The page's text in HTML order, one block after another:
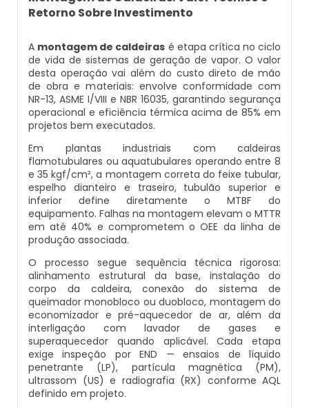
Caldeira Flamotubular Venda
Caldeira Flamotubular Vertical
Caldeira Fogotubular
Caldeira Fogotubular Horizontal
Caldeira Fogotubular Vertical
Caldeira Horizontal
Caldeira Industrial
Caldeira Industrial A Gás
Caldeira Industrial A Lenha
Caldeira Industrial Preço
Caldeira Vertical
Caldeiraria De Fabricação E Montagem
Empresas Que Inspecionam Caldeiras
Inspeção Caldeiras Vasos De Pressão
Inspeção De Caldeiras
Inspeção De Caldeiras A Vapor
Inspeção De Caldeiras E Vasos De Pressão
Inspeção De Caldeiras Flamotubulares
Inspeção De Caldeiras Preço
Inspeção De Caldeiras Profissional
Habilitado
Inspeção De Integridade De Caldeiras
Inspeção De Integridade Em Caldeiras
Inspeção De Segurança Caldeira
Roca
Empresa Que Fazem Montagem De
Caldeiras
Empresas De Caldeiraria
Empresas De Caldeiraria E Montagem
Industrial
Empresas De Montagem De Caldeiras
Manutenção De Caldeiras
Manutenção De Caldeiras A Gásoleo
Manutenção De Caldeiras A Lenha
Manutenção De Caldeiras A Vapor
Manutenção De Caldeiras E Aquecedores
Caldeira A Vapor Industrial A Venda
Caldeira A Vapor Para Cozinha Industrial
Caldeira A Vapor Para Sauna
Caldeira A Vapor Pequena
Caldeira A Vapor Preço
Caldeira A Vapor Vertical
Caldeira De Vapor
Caldeira De Vapor A Gás
Caldeira De Vapor A Venda
Caldeira De Vapor Eletrica
Caldeira Em Vapor
Caldeira Geradora De Vapor A Lenha
Caldeira A Gás Natural Preço
Caldeira A Gás Preço
Caldeira A Gás Roca
Caldeira A Gás Usada
Caldeira A Gás Vulcano
Caldeira De Aquecimento A Gás
Caldeira De Aquecimento Central A Gás
Caldeira Mural A Gás
Caldeira Mural A Gás Preço
Caldeira Mural A Gás Roca
Comprar Caldeira A Gás
Cotação De Caldeira A Gás
Retorno Sobre Investimento
A montagem de caldeiras é etapa crítica no ciclo
de vida de sistemas de geração de vapor. O valor
desta operação vai além do custo direto de mão
de obra e materiais: envolve conformidade com
NR-13, ASME I/VIII e NBR 16035, garantindo segurança
operacional e eficiência térmica acima de 85% em
projetos bem executados.
Em plantas industriais com caldeiras
flamotubulares ou aquatubulares operando entre 8
e 35 kgf/cm², a montagem correta do feixe tubular,
espelho dianteiro e traseiro, tubulão superior e
inferior define diretamente o MTBF do
equipamento. Falhas na montagem elevam o MTTR
em até 40% e comprometem o OEE da linha de
produção associada.
O processo segue sequência técnica rigorosa:
alinhamento estrutural da base, instalação do
corpo da caldeira, conexão do sistema de
queimador monobloco ou duobloco, montagem do
economizador e pré-aquecedor de ar, além da
interligação com lavador de gases e
superaquecedor quando aplicável. Cada etapa
exige inspeção por END — ensaios de líquido
penetrante (LP), partícula magnética (PM),
ultrassom (US) e radiografia (RX) conforme AQL
definido em projeto.